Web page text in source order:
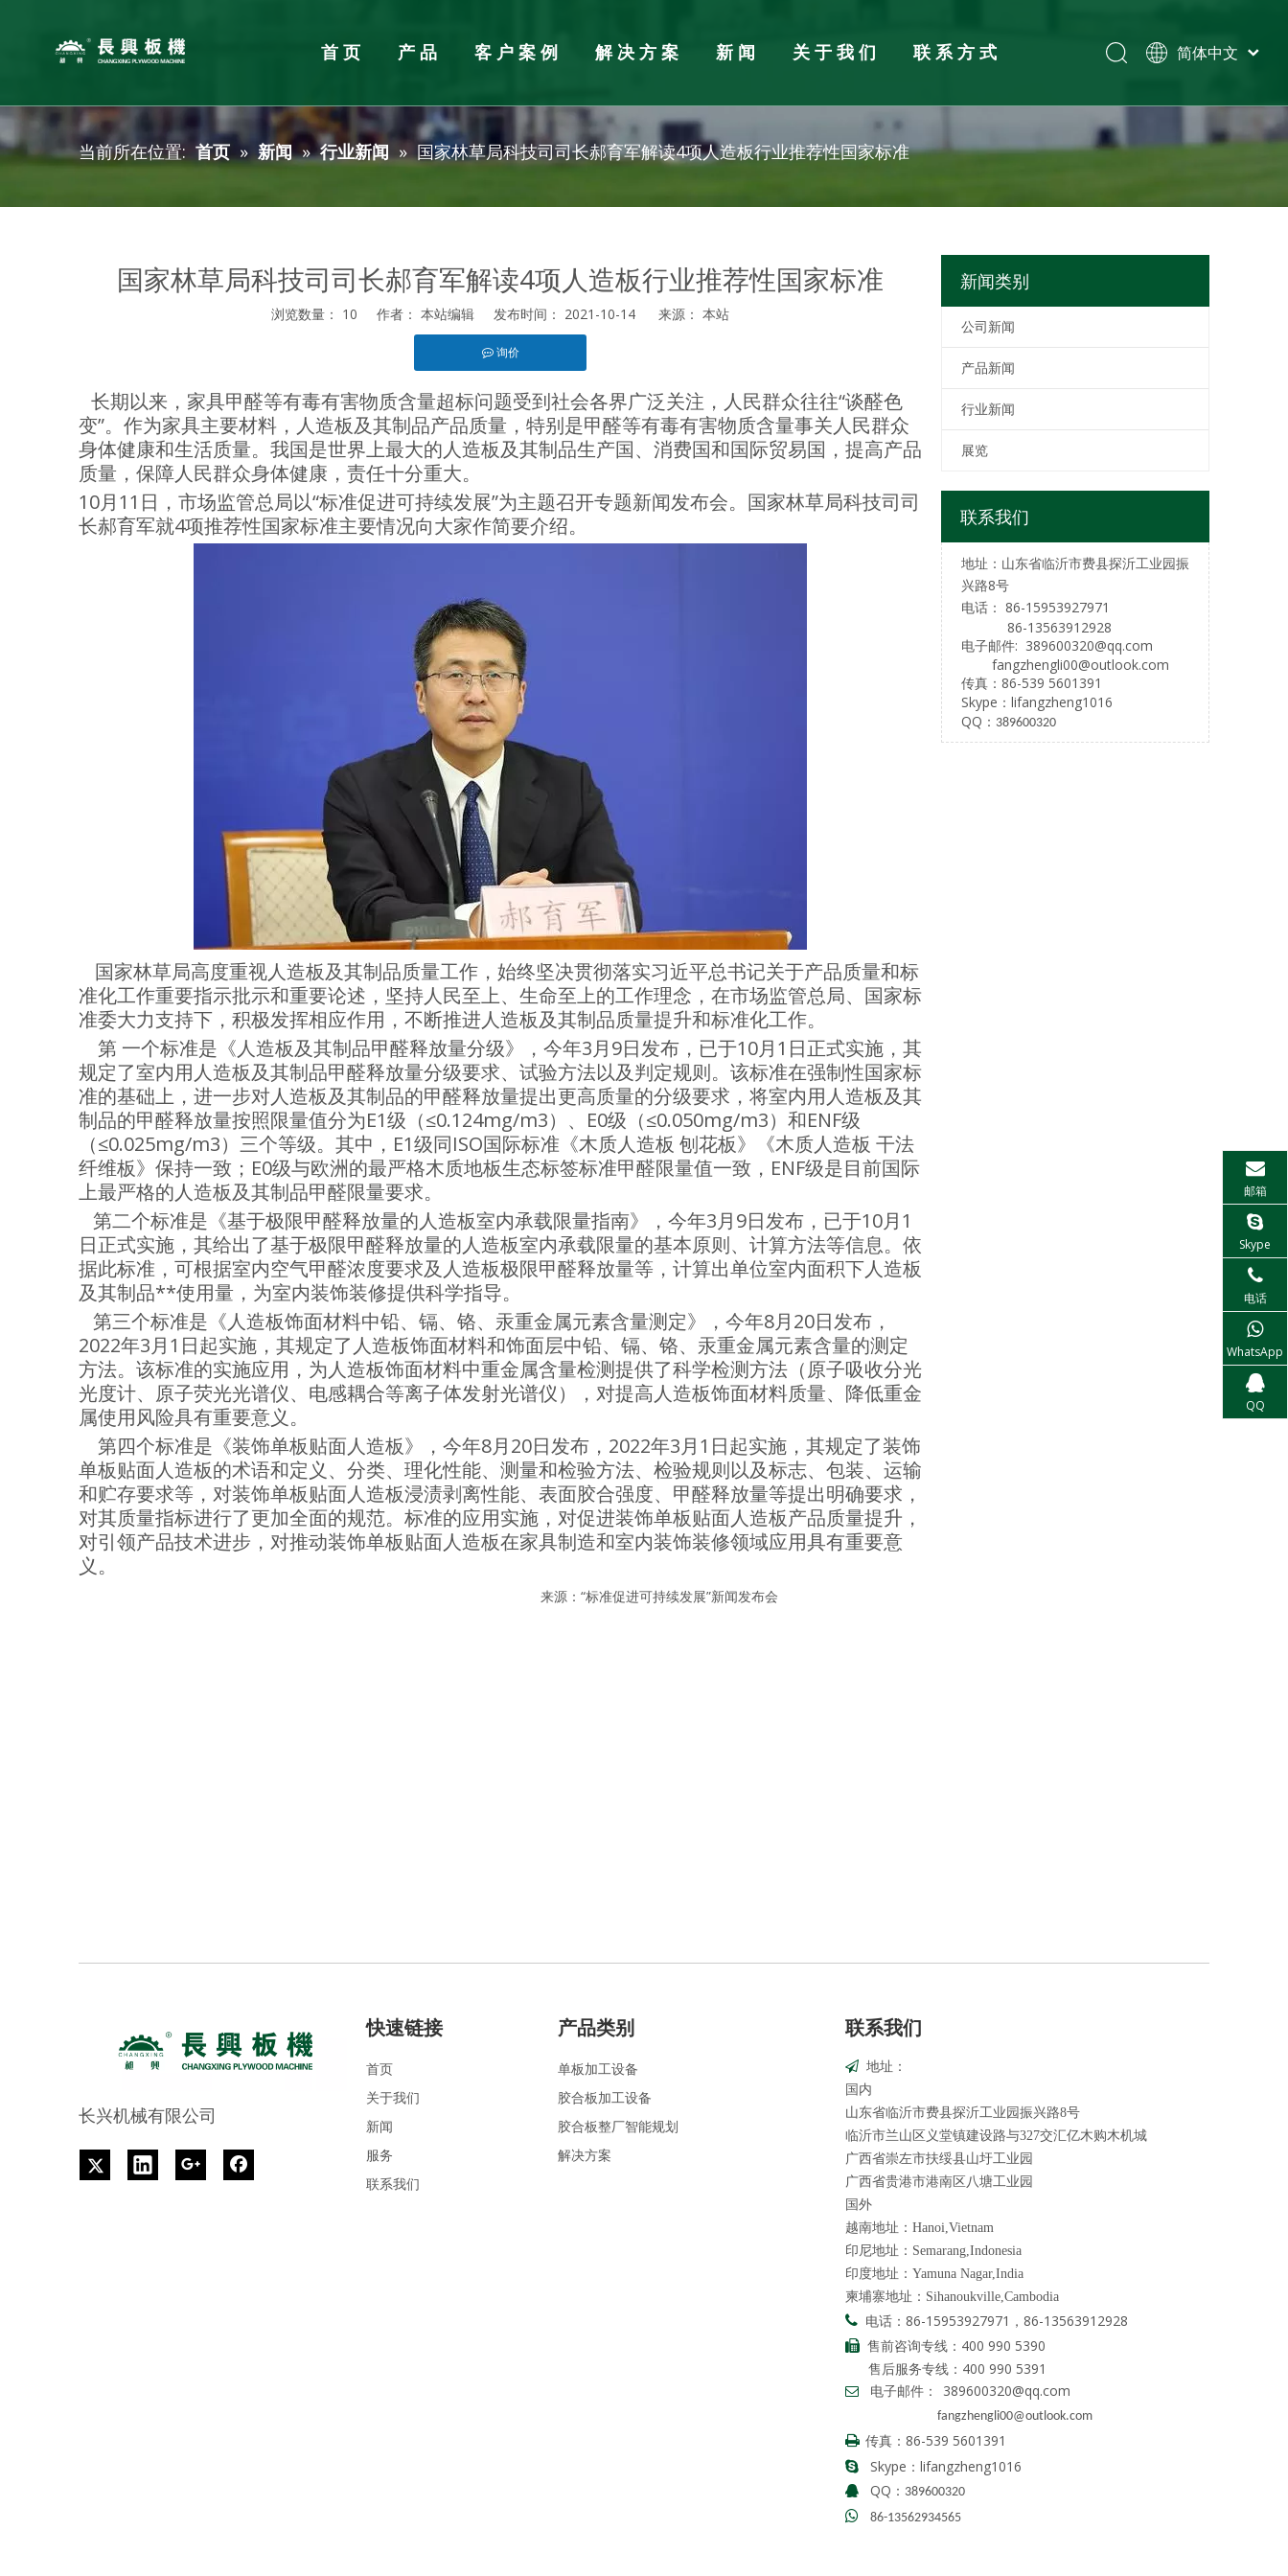
首页 产品
单板加工设备
旋切机
胶合板加工设备
胶合板自动组胚铺装生产线
四面锯
刮腻子机
分级码垛机
细木工板拼板机
胶合板厂配件辅料
客户案例 解决方案
胶合板整厂规划
新闻
企业新闻 产品新闻 行业新闻
关于我们
服务
联系方式
简体中文
Español
Pусский
当前所在位置: 首页 » 新闻 » 行业新闻 » 国家林草局科技司司长郝育军解读4项人造板行业推荐性国家标准
国家林草局科技司司长郝育军解读4项人造板行业推荐性国家标准
浏览数量： 10 作者： 本站编辑 发布时间： 2021-10-14 来源： 本站
询价
["facebook","twitter","line","wechat","linkedin","pinterest","whatsapp"]
长期以来，家具甲醛等有毒有害物质含量超标问题受到社会各界广泛关注，人民群众往往“谈醛色
变”。作为家具主要材料，人造板及其制品产品质量，特别是甲醛等有毒有害物质含量事关人民群众
身体健康和生活质量。我国是世界上最大的人造板及其制品生产国、消费国和国际贸易国，提高产品
质量，保障人民群众身体健康，责任十分重大。
10月11日，市场监管总局以“标准促进可持续发展”为主题召开专题新闻发布会。国家林草局科技司司
长郝育军就4项推荐性国家标准主要情况向大家作简要介绍。
国家林草局高度重视人造板及其制品质量工作，始终坚决贯彻落实习近平总书记关于产品质量和标
准化工作重要指示批示和重要论述，坚持人民至上、生命至上的工作理念，在市场监管总局、国家标
准委大力支持下，积极发挥相应作用，不断推进人造板及其制品质量提升和标准化工作。
第 一个标准是《人造板及其制品甲醛释放量分级》，今年3月9日发布，已于10月1日正式实施，其
规定了室内用人造板及其制品甲醛释放量分级要求、试验方法以及判定规则。该标准在强制性国家标
准的基础上，进一步对人造板及其制品的甲醛释放量提出更高质量的分级要求，将室内用人造板及其
制品的甲醛释放量按照限量值分为E1级（≤0.124mg/m3）、E0级（≤0.050mg/m3）和ENF级
（≤0.025mg/m3）三个等级。其中，E1级同ISO国际标准《木质人造板 刨花板》《木质人造板 干法
纤维板》保持一致；E0级与欧洲的最严格木质地板生态标签标准甲醛限量值一致，ENF级是目前国际
上最严格的人造板及其制品甲醛限量要求。
第二个标准是《基于极限甲醛释放量的人造板室内承载限量指南》，今年3月9日发布，已于10月1
日正式实施，其给出了基于极限甲醛释放量的人造板室内承载限量的基本原则、计算方法等信息。依
据此标准，可根据室内空气甲醛浓度要求及人造板极限甲醛释放量等，计算出单位室内面积下人造板
及其制品**使用量，为室内装饰装修提供科学指导。
第三个标准是《人造板饰面材料中铅、镉、铬、汞重金属元素含量测定》，今年8月20日发布，
2022年3月1日起实施，其规定了人造板饰面材料和饰面层中铅、镉、铬、汞重金属元素含量的测定
方法。该标准的实施应用，为人造板饰面材料中重金属含量检测提供了科学检测方法（原子吸收分光
光度计、原子荧光光谱仪、电感耦合等离子体发射光谱仪），对提高人造板饰面材料质量、降低重金
属使用风险具有重要意义。
第四个标准是《装饰单板贴面人造板》，今年8月20日发布，2022年3月1日起实施，其规定了装饰
单板贴面人造板的术语和定义、分类、理化性能、测量和检验方法、检验规则以及标志、包装、运输
和贮存要求等，对装饰单板贴面人造板浸渍剥离性能、表面胶合强度、甲醛释放量等提出明确要求，
对其质量指标进行了更加全面的规范。标准的应用实施，对促进装饰单板贴面人造板产品质量提升，
对引领产品技术进步，对推动装饰单板贴面人造板在家具制造和室内装饰装修领域应用具有重要意
义。
来源：“标准促进可持续发展”新闻发布会
新闻类别
公司新闻
产品新闻
行业新闻
展览
联系我们
地址：山东省临沂市费县探沂工业园振
兴路8号
电话： 86-15953927971
86-13563912928
电子邮件: 389600320@qq.com
fangzhengli00@outlook.com
传真：86-539 5601391
Skype： lifangzheng1016
QQ： 389600320
长兴机械有限公司
快速链接
首页
关于我们
新闻
服务
联系我们
产品类别
单板加工设备
胶合板加工设备
胶合板整厂智能规划
解决方案
联系我们
 地址：
国内
山东省临沂市费县探沂工业园振兴路8号
临沂市兰山区义堂镇建设路与327交汇亿木购木机城
广西省崇左市扶绥县山圩工业园
广西省贵港市港南区八塘工业园
国外
越南地址：Hanoi,Vietnam
印尼地址：Semarang,Indonesia
印度地址：Yamuna Nagar,India
柬埔寨地址：Sihanoukville,Cambodia
 电话：86-15953927971，86-13563912928
 售前咨询专线：400 990 5390
售后服务专线：400 990 5391
 电子邮件： 389600320@qq.com
fangzhengli00@outlook.com
 传真： 86-539 5601391
 Skype：lifangzheng1016
 QQ： 389600320
 86-13562934565
邮箱
Skype
电话
WhatsApp
QQ